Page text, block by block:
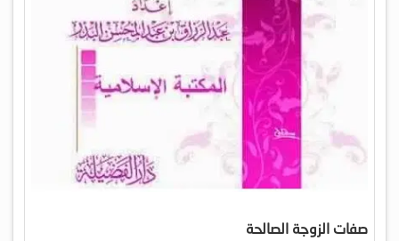
صفات الزوجة الصالحة